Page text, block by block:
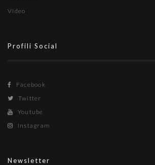
Video
Profili Social
Facebook
Twitter
Youtube
Instagram
Newsletter